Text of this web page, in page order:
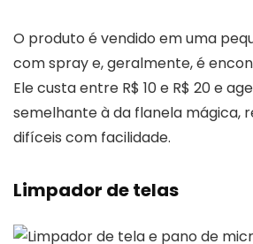
O produto é vendido em uma
com spray e, geralmente, é
Ele custa entre R$ 10 e R$ 20 e
semelhante à da flanela mágica,
difíceis com facilidade.
Limpador de telas